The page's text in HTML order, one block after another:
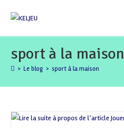
sport à la maison
> Le blog > sport à la maison